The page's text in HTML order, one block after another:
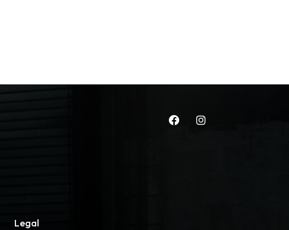
Legal